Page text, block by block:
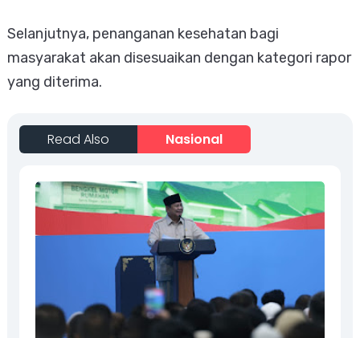
Selanjutnya, penanganan kesehatan bagi
masyarakat akan disesuaikan dengan kategori rapor
yang diterima.
Read Also Nasional